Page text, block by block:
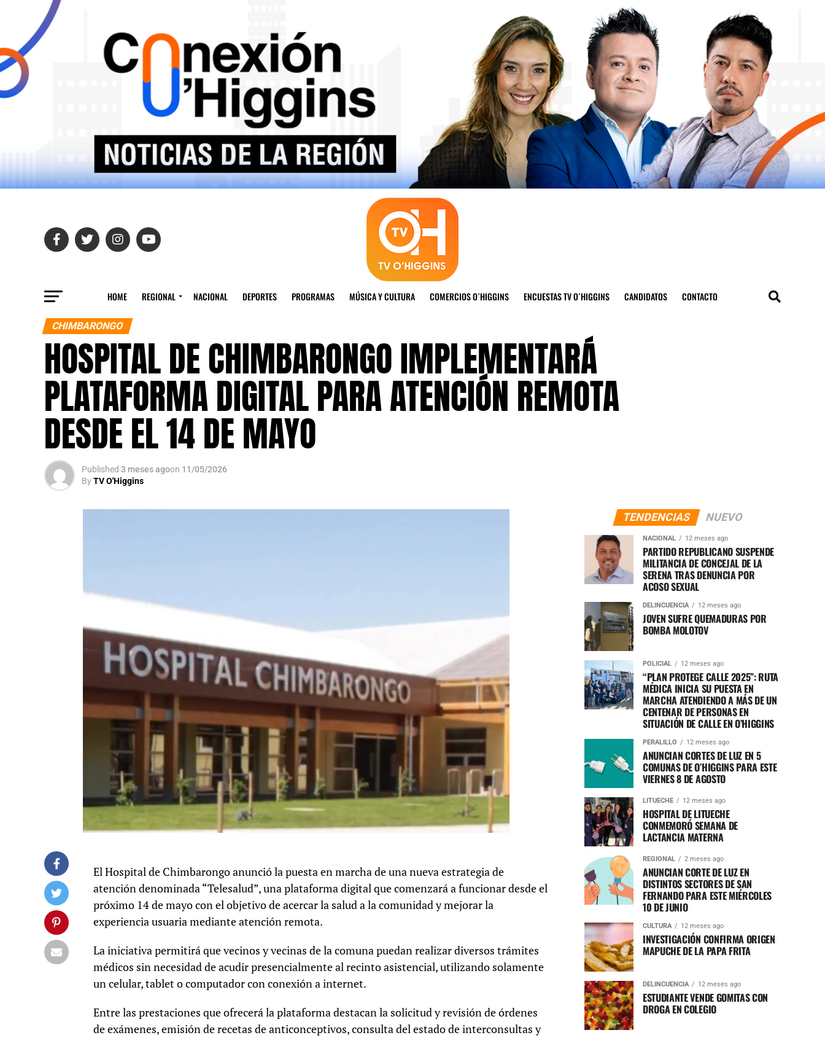
HOME REGIONAL NACIONAL DEPORTES PROGRAMAS MÚSICA Y CULTURA COMERCIOS O´HIGGINS ENCUESTAS TV O´HIGGINS CANDIDATOS CONTACTO
CHIMBARONGO
HOSPITAL DE CHIMBARONGO IMPLEMENTARÁ
PLATAFORMA DIGITAL PARA ATENCIÓN REMOTA
DESDE EL 14 DE MAYO
Published 3 meses agoon 11/05/2026
ByTV O'Higgins
El Hospital de Chimbarongo anunció la puesta en marcha de una nueva estrategia de
atención denominada “Telesalud”, una plataforma digital que comenzará a funcionar desde el
próximo 14 de mayo con el objetivo de acercar la salud a la comunidad y mejorar la
experiencia usuaria mediante atención remota.
La iniciativa permitirá que vecinos y vecinas de la comuna puedan realizar diversos trámites
médicos sin necesidad de acudir presencialmente al recinto asistencial, utilizando solamente
un celular, tablet o computador con conexión a internet.
Entre las prestaciones que ofrecerá la plataforma destacan la solicitud y revisión de órdenes
de exámenes, emisión de recetas de anticonceptivos, consulta del estado de interconsultas y
TENDENCIAS NUEVO
NACIONAL 12 meses ago
PARTIDO REPUBLICANO SUSPENDE
MILITANCIA DE CONCEJAL DE LA
SERENA TRAS DENUNCIA POR
ACOSO SEXUAL
DELINCUENCIA 12 meses ago
JOVEN SUFRE QUEMADURAS POR
BOMBA MOLOTOV
POLICIAL 12 meses ago
“PLAN PROTEGE CALLE 2025”: RUTA
MÉDICA INICIA SU PUESTA EN
MARCHA ATENDIENDO A MÁS DE UN
CENTENAR DE PERSONAS EN
SITUACIÓN DE CALLE EN O’HIGGINS
PERALILLO 12 meses ago
ANUNCIAN CORTES DE LUZ EN 5
COMUNAS DE O’HIGGINS PARA ESTE
VIERNES 8 DE AGOSTO
LITUECHE 12 meses ago
HOSPITAL DE LITUECHE
CONMEMORÓ SEMANA DE
LACTANCIA MATERNA
REGIONAL 2 meses ago
ANUNCIAN CORTE DE LUZ EN
DISTINTOS SECTORES DE SAN
FERNANDO PARA ESTE MIÉRCOLES
10 DE JUNIO
CULTURA 12 meses ago
INVESTIGACIÓN CONFIRMA ORIGEN
MAPUCHE DE LA PAPA FRITA
DELINCUENCIA 12 meses ago
ESTUDIANTE VENDE GOMITAS CON
DROGA EN COLEGIO